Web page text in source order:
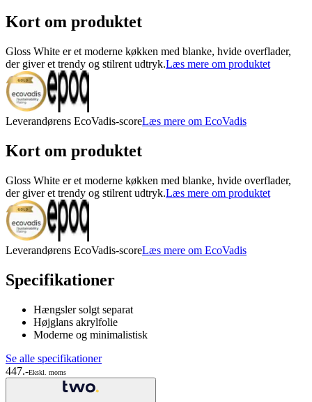
Kort om produktet
Gloss White er et moderne køkken med blanke, hvide overflader,
der giver et trendy og stilrent udtryk.Læs mere om produktet
Leverandørens EcoVadis-scoreLæs mere om EcoVadis
Kort om produktet
Gloss White er et moderne køkken med blanke, hvide overflader,
der giver et trendy og stilrent udtryk.Læs mere om produktet
Leverandørens EcoVadis-scoreLæs mere om EcoVadis
Specifikationer
Hængsler solgt separat
Højglans akrylfolie
Moderne og minimalistisk
Se alle specifikationer
447.-Ekskl. moms